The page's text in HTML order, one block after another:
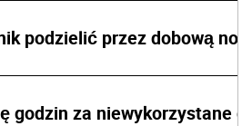
podzielić przez dobową
godzin za niewykorzystane